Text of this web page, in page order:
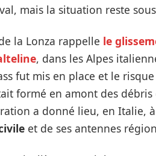
mais la situation reste
la Lonza rappelle le
, dans les Alpes
fut mis en place et le
formé en amont des
a donné lieu, en Italie,
et de ses antennes